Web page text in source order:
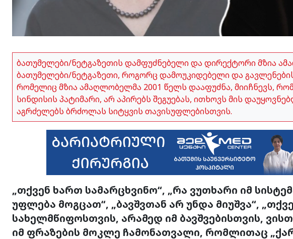
ბათუმელები/ნეტგაზეთის დამფუძნებელი და დირექტორი მზია
ბათუმელები/ნეტგაზეთი, როგორც დამოუკიდებელი და
რომელიც მზია ამაღლობელმა 2001 წელს დააფუძნა, მიიჩნევს,
სინდისის პატიმარი, არ აპირებს შეგუებას, ითხოვს მის
აგრძელებს ბრძოლას სიტყვის თავისუფლებისთვის.
„თქვენ ხართ სამარცხვინო“, „რა ვუთხარი იმ
უფლება მოგცათ“, „ბავშვთან არ უნდა მიუშვა“,
სახელმწიფოსთვის, არამედ იმ ბავშვებისთვის,
იმ ფრაზების მოკლე ჩამონათვალი, რომლითაც